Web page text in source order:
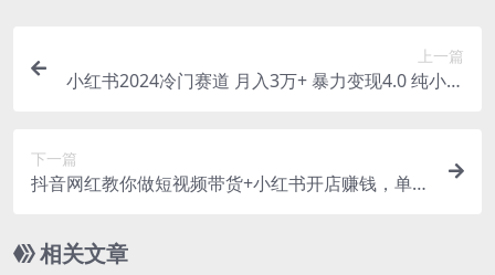
上一篇
小红书2024冷门赛道 月入3万+ 暴力变现4.0 纯小白
下一篇
抖音网红教你做短视频带货+小红书开店赚钱，单月
相关文章